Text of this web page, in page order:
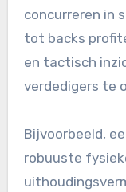
concurreren in
tot backs
en tactisch
verdedigers te
Bijvoorbeeld,
robuuste